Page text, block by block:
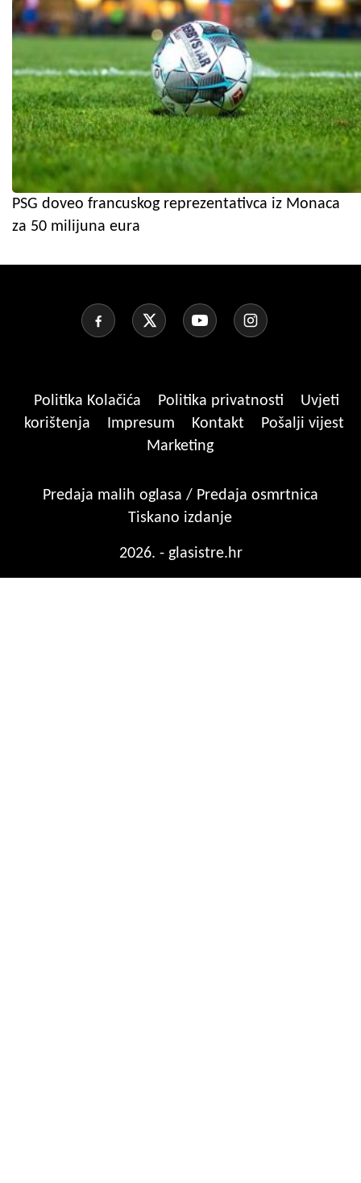
PSG doveo francuskog reprezentativca iz Monaca
za 50 milijuna eura
Politika Kolačića Politika privatnosti
Uvjeti
korištenja
Impresum Kontakt
Pošalji vijest
Marketing
Predaja malih oglasa / Predaja osmrtnica
Tiskano izdanje
2026. - glasistre.hr